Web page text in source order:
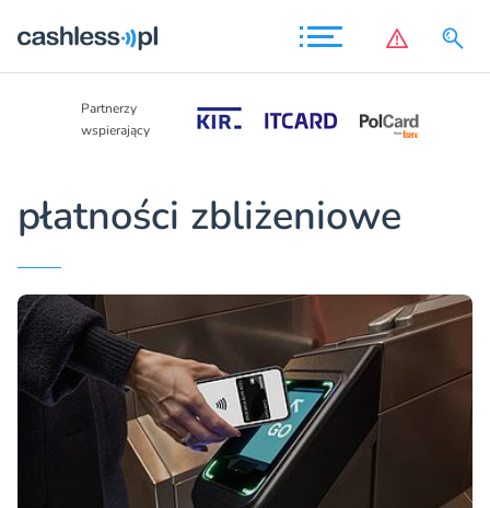
Partnerzy
wspierający
płatności zbliżeniowe